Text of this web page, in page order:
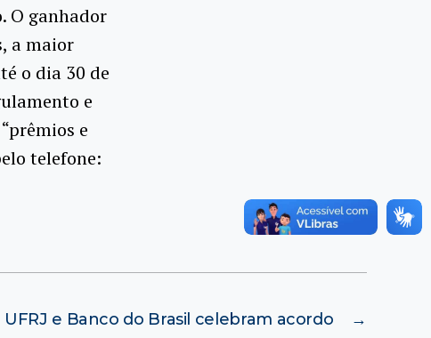
O ganhador
a maior
o dia 30 de
e
e
telefone:
→
UFRJ e Banco do Brasil celebram acordo